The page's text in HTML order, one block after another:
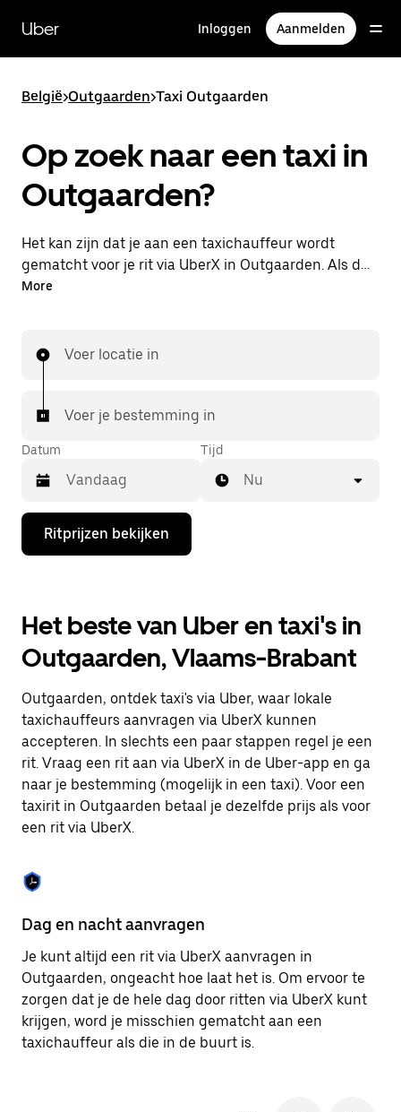
naar
hoofdinhoud
Uber Inloggen Aanmelden
België>Outgaarden>Taxi Outgaarden
Op zoek naar een taxi in
Outgaarden?
Het kan zijn dat je aan een taxichauffeur wordt
gematcht voor je rit via UberX in Outgaarden. Als dat
zo is, profiteer je van dezelfde 24/7 beschikbaarheid
More
Voer locatie in
Voer je bestemming in
Datum
Druk
de
de
agenda
te
openen
een
datum
selecteren.
Druk
op
Escape
om
de
sluiten.
Tijd
Nu
Ritprijzen bekijken
Het beste van Uber en taxi's in
Outgaarden, Vlaams-Brabant
Outgaarden, ontdek taxi's via Uber, waar lokale
taxichauffeurs aanvragen via UberX kunnen
accepteren. In slechts een paar stappen regel je een
rit. Vraag een rit aan via UberX in de Uber-app en ga
naar je bestemming (mogelijk in een taxi). Voor een
taxirit in Outgaarden betaal je dezelfde prijs als voor
een rit via UberX.
Dag en nacht aanvragen
Je kunt altijd een rit via UberX aanvragen in
Outgaarden, ongeacht hoe laat het is. Om ervoor te
zorgen dat je de hele dag door ritten via UberX kunt
krijgen, word je misschien gematcht aan een
taxichauffeur als die in de buurt is.